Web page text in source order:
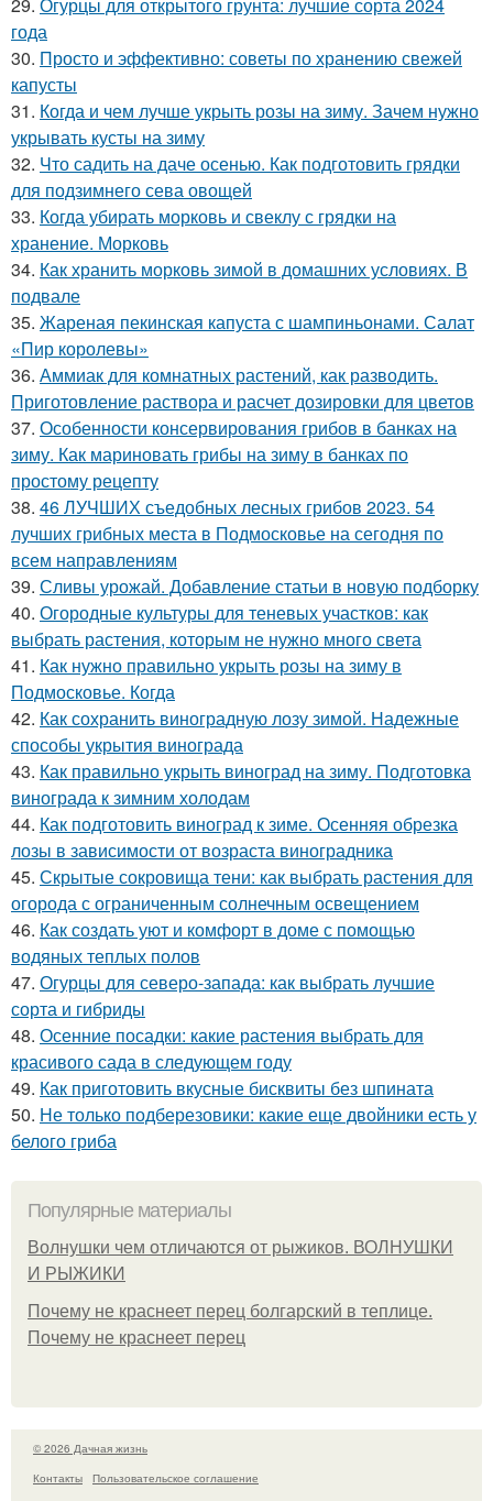
29. Огурцы для открытого грунта: лучшие сорта 2024
года
30. Просто и эффективно: советы по хранению свежей
капусты
31. Когда и чем лучше укрыть розы на зиму. Зачем нужно
укрывать кусты на зиму
32. Что садить на даче осенью. Как подготовить грядки
для подзимнего сева овощей
33. Когда убирать морковь и свеклу с грядки на
хранение. Морковь
34. Как хранить морковь зимой в домашних условиях. В
подвале
35. Жареная пекинская капуста с шампиньонами. Салат
«Пир королевы»
36. Аммиак для комнатных растений, как разводить.
Приготовление раствора и расчет дозировки для цветов
37. Особенности консервирования грибов в банках на
зиму. Как мариновать грибы на зиму в банках по
простому рецепту
38. 46 ЛУЧШИХ съедобных лесных грибов 2023. 54
лучших грибных места в Подмосковье на сегодня по
всем направлениям
39. Сливы урожай. Добавление статьи в новую подборку
40. Огородные культуры для теневых участков: как
выбрать растения, которым не нужно много света
41. Как нужно правильно укрыть розы на зиму в
Подмосковье. Когда
42. Как сохранить виноградную лозу зимой. Надежные
способы укрытия винограда
43. Как правильно укрыть виноград на зиму. Подготовка
винограда к зимним холодам
44. Как подготовить виноград к зиме. Осенняя обрезка
лозы в зависимости от возраста виноградника
45. Скрытые сокровища тени: как выбрать растения для
огорода с ограниченным солнечным освещением
46. Как создать уют и комфорт в доме с помощью
водяных теплых полов
47. Огурцы для северо-запада: как выбрать лучшие
сорта и гибриды
48. Осенние посадки: какие растения выбрать для
красивого сада в следующем году
49. Как приготовить вкусные бисквиты без шпината
50. Не только подберезовики: какие еще двойники есть у
белого гриба
Популярные материалы
Волнушки чем отличаются от рыжиков. ВОЛНУШКИ
И РЫЖИКИ
Почему не краснеет перец болгарский в теплице.
Почему не краснеет перец
© 2026 Дачная жизнь
Контакты
Пользовательское соглашение